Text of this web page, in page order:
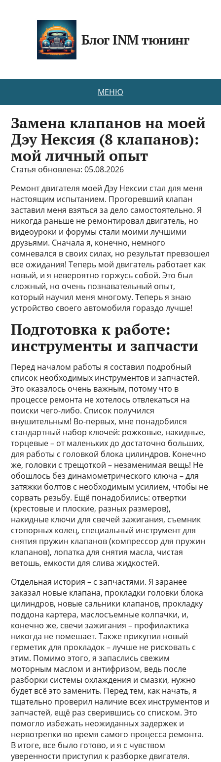
Блог INM тюнинг
МЕНЮ
Замена клапанов на моей
Дэу Нексия (8 клапанов):
мой личный опыт
Статья обновлена: 05.08.2026
Ремонт двигателя моей Дэу Нексии стал для меня
настоящим испытанием. Прогоревший клапан
заставил меня взяться за дело самостоятельно. Я
никогда раньше не ремонтировал двигатель, но
видеоуроки и форумы стали моими лучшими
друзьями. Сначала я, конечно, немного
сомневался в своих силах, но результат превзошел
все ожидания! Теперь мой двигатель работает как
новый, и я невероятно горжусь собой. Это был
сложный, но очень познавательный опыт,
который научил меня многому. Теперь я знаю
устройство своего автомобиля гораздо лучше!
Подготовка к работе:
инструменты и запчасти
Перед началом работы я составил подробный
список необходимых инструментов и запчастей.
Это оказалось очень важным, потому что в
процессе ремонта не хотелось отвлекаться на
поиски чего-либо. Список получился
внушительным! Во-первых, мне понадобился
стандартный набор ключей: рожковые, накидные,
торцевые – от маленьких до достаточно больших,
для работы с головкой блока цилиндров. Конечно
же, головки с трещоткой – незаменимая вещь! Не
обошлось без динамометрического ключа – для
затяжки болтов с необходимым усилием, чтобы не
сорвать резьбу. Ещё понадобились: отвертки
(крестовые и плоские, разных размеров),
накидные ключи для свечей зажигания, съемник
стопорных колец, специальный инструмент для
снятия пружин клапанов (компрессор для пружин
клапанов), лопатка для снятия масла, чистая
ветошь, емкости для слива жидкостей.
Отдельная история – с запчастями. Я заранее
заказал новые клапана, прокладки головки блока
цилиндров, новые сальники клапанов, прокладку
поддона картера, маслосъемные колпачки, и,
конечно же, свечи зажигания – профилактика
никогда не помешает. Также прикупил новый
герметик для прокладок – лучше не рисковать с
этим. Помимо этого, я запаслись свежим
моторным маслом и антифризом, ведь после
разборки системы охлаждения и смазки, нужно
будет всё это заменить. Перед тем, как начать, я
тщательно проверил наличие всех инструментов и
запчастей, ещё раз сверившись со списком. Это
помогло избежать неожиданных задержек и
нервотрепки во время самого процесса ремонта.
В итоге, все было готово, и я с чувством
уверенности приступил к разборке двигателя.